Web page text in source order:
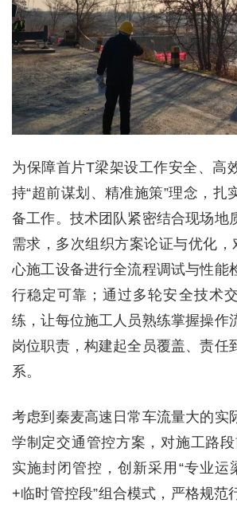
为保障首片T梁架设工作安全、高
持“超前谋划、精准施策”理念，扎
备工作。技术团队紧密结合现场地
需求，多次组织方案论证与优化
心施工设备进行全流程调试与性能
行稳定可靠；通过多轮安全技术
练，让每位施工人员熟练掌握操作
岗位职责，构建起全员覆盖、责任
系。
考虑到秦麦高速日常车流量大的实
学制定交通管控方案，对施工路
实施封闭管控，创新采用“专业运
+临时管控段”组合模式，严格规范